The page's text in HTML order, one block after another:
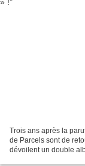
Trois ans après la
de Parcels sont de
dévoilent un double